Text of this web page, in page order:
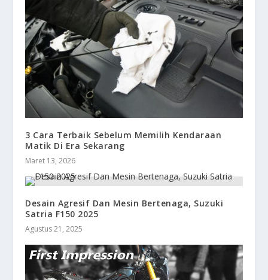
3 Cara Terbaik Sebelum Memilih Kendaraan
Matik Di Era Sekarang
Maret 13, 2026
Desain Agresif Dan Mesin Bertenaga, Suzuki
Satria F150 2025
Agustus 21, 2025